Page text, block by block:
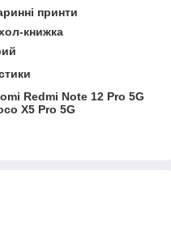
принти
книжка
Redmi Note 12 Pro 5G
X5 Pro 5G